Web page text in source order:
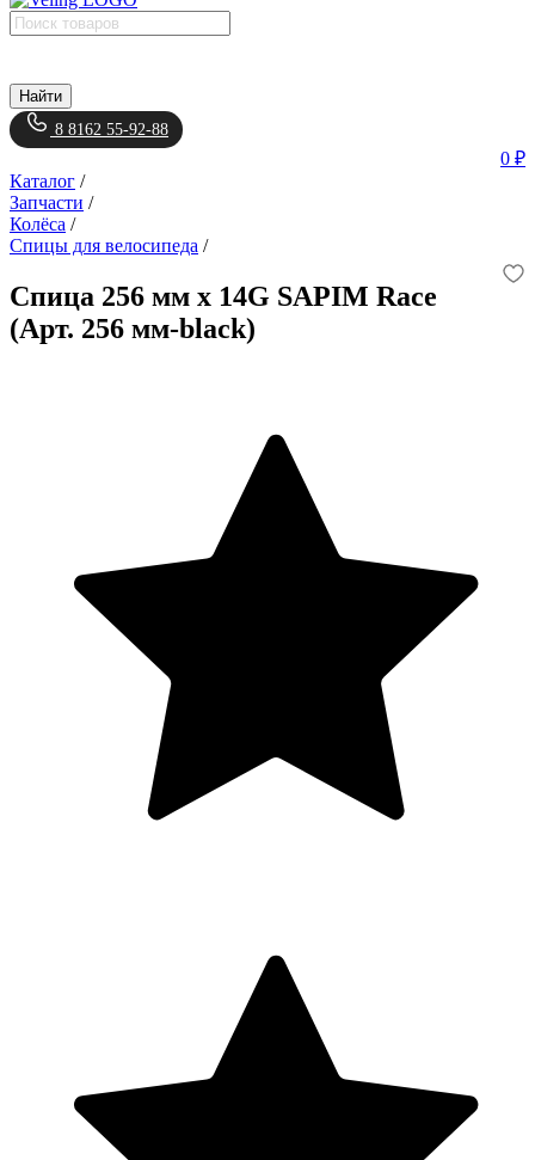
Найти
8 8162 55-92-88
0 ₽
Каталог /
Запчасти /
Колёса /
Спицы для велосипеда /
Спица 256 мм x 14G SAPIM Race
(Арт. 256 мм-black)